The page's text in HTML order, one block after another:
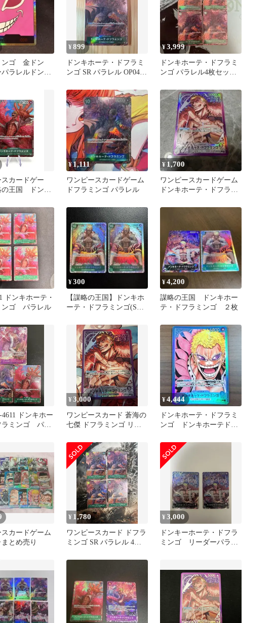
ンゴ 金ドン
ラレルドンカ
¥899
ドンキホーテ・ドフラミ
ンゴ SR パラレル OP04-
¥3,999
ドンキホーテ・ドフラミ
ンゴ パラレル4枚セット
スカードゲー
王国 ドンキ
ル
¥1,111
ワンピースカードゲーム
ドフラミンゴ パラレル
¥ 1,700
ワンピースカードゲーム
ドンキホーテ・ドフラミ
ドンキホーテ・
ンゴ パラレル
¥300
【謀略の王国】ドンキホ
ーテ・ドフラミンゴ(SR)
¥4,200
謀略の王国 ドンキホー
テ・ドフラミンゴ ２枚
4611 ドンキホー
ラミンゴ パラ
¥3,000
ワンピースカード 蒼海の
七傑 ドフラミンゴ リー
¥4,444
ドンキホーテ・ドフラミ
ンゴ ドンキホーテドフ
ーダーパラレル
スカードゲーム
まとめ売り
¥ 1,780
ワンピースカード ドフラ
ミンゴ SR パラレル 4枚
¥3,000
ドンキーホーテ・ドフラ
ミンゴ リーダーパラレ